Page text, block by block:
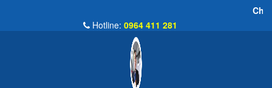
Chào Mừng Đến
Hotline: 0964 411 281